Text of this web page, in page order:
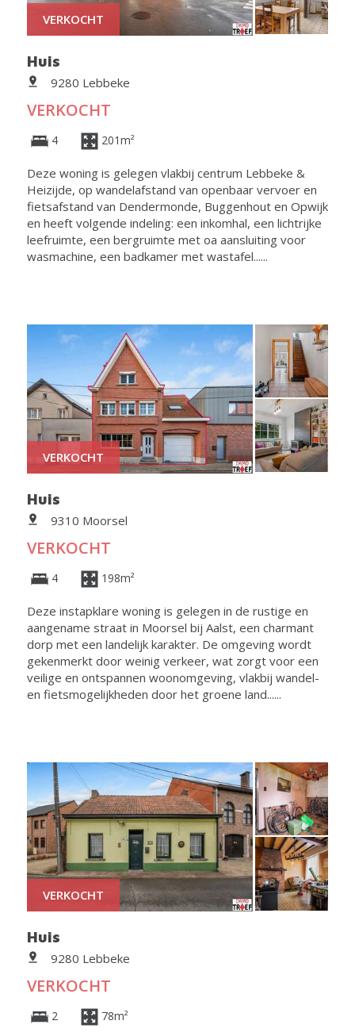
VERKOCHT
Huis
9280 Lebbeke
VERKOCHT
4 201m²
Deze woning is gelegen vlakbij centrum Lebbeke &
Heizijde, op wandelafstand van openbaar vervoer en
fietsafstand van Dendermonde, Buggenhout en Opwijk
en heeft volgende indeling: een inkomhal, een lichtrijke
leefruimte, een bergruimte met oa aansluiting voor
wasmachine, een badkamer met wastafel......
VERKOCHT
Huis
9310 Moorsel
VERKOCHT
4 198m²
Deze instapklare woning is gelegen in de rustige en
aangename straat in Moorsel bij Aalst, een charmant
dorp met een landelijk karakter. De omgeving wordt
gekenmerkt door weinig verkeer, wat zorgt voor een
veilige en ontspannen woonomgeving, vlakbij wandel-
en fietsmogelijkheden door het groene land......
VERKOCHT
Huis
9280 Lebbeke
VERKOCHT
2 78m²